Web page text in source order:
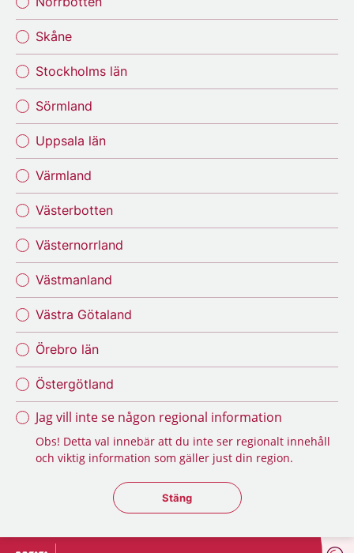
Skåne
Stockholms län
Sörmland
Uppsala län
Värmland
Västerbotten
Västernorrland
Västmanland
Västra Götaland
Örebro län
Östergötland
Jag vill inte se någon regional information
Obs! Detta val innebär att du inte ser regionalt innehåll
och viktig information som gäller just din region.
Stäng regionsväljaren
Stäng